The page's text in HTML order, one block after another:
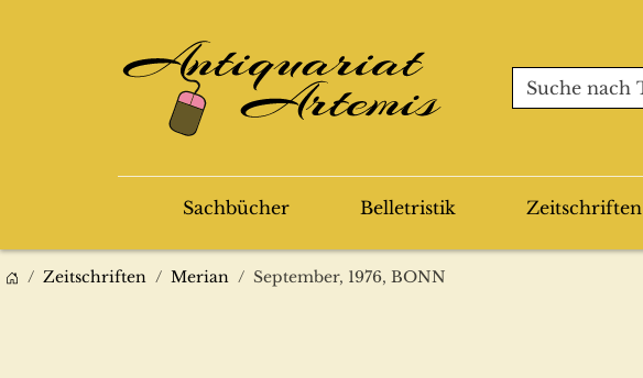
Sachbücher Belletristik Zeitschriften
Zeitschriften Merian September, 1976, BONN